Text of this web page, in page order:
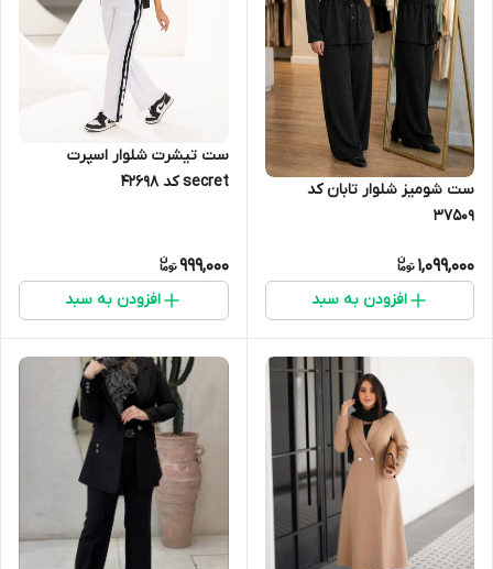
ست شومیز شلوار تابان کد
37509
1,099,000
افزودن به سبد
ست تیشرت شلوار اسپرت
secret کد 42698
999,000
افزودن به سبد